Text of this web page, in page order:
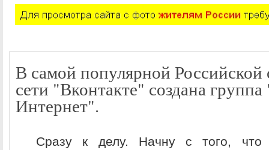
В самой популярной Российской
сети "Вконтакте" создана
Интернет".
Сразу к делу. Начну с того, что